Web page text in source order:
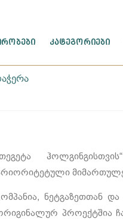
ᲙᲐᲢᲔᲒᲝᲠᲘᲔᲑᲘ
ნეტგაზეთთან
პროექტშია